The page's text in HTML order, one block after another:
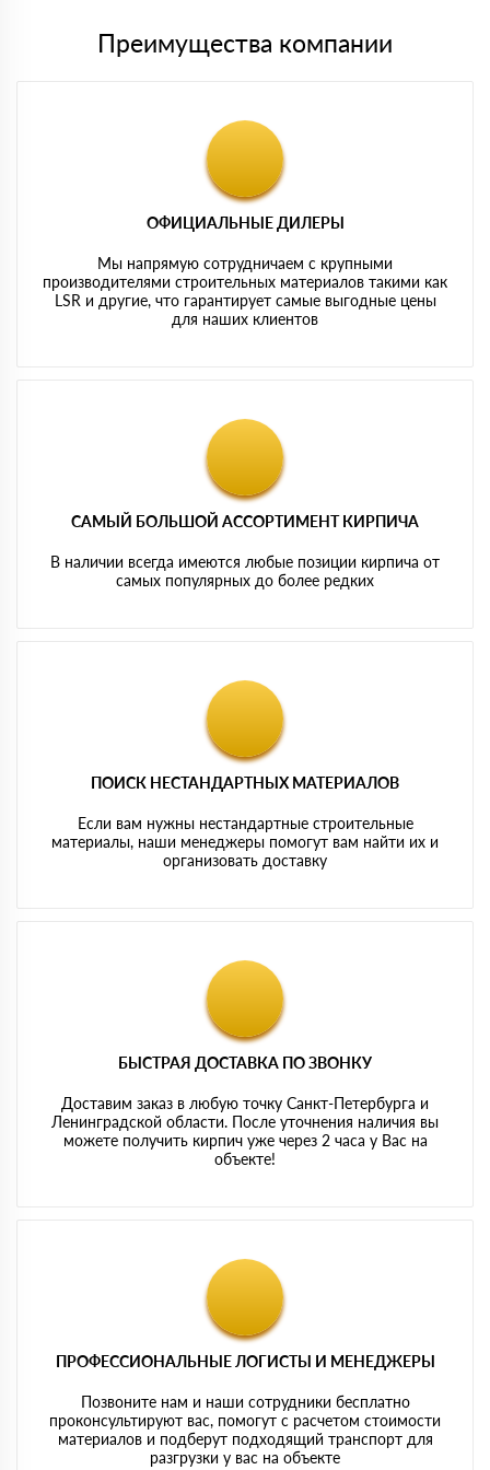
Преимущества компании
ОФИЦИАЛЬНЫЕ ДИЛЕРЫ
Мы напрямую сотрудничаем с крупными
производителями строительных материалов такими как
LSR и другие, что гарантирует самые выгодные цены
для наших клиентов
САМЫЙ БОЛЬШОЙ АССОРТИМЕНТ КИРПИЧА
В наличии всегда имеются любые позиции кирпича от
самых популярных до более редких
ПОИСК НЕСТАНДАРТНЫХ МАТЕРИАЛОВ
Если вам нужны нестандартные строительные
материалы, наши менеджеры помогут вам найти их и
организовать доставку
БЫСТРАЯ ДОСТАВКА ПО ЗВОНКУ
Доставим заказ в любую точку Санкт-Петербурга и
Ленинградской области. После уточнения наличия вы
можете получить кирпич уже через 2 часа у Вас на
объекте!
ПРОФЕССИОНАЛЬНЫЕ ЛОГИСТЫ И МЕНЕДЖЕРЫ
Позвоните нам и наши сотрудники бесплатно
проконсультируют вас, помогут с расчетом стоимости
материалов и подберут подходящий транспорт для
разгрузки у вас на объекте